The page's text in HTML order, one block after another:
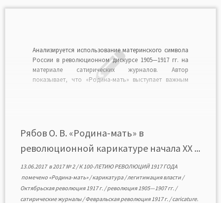
Анализируется использование материнского символа
России в революционном дискурсе 1905—1917 гг. на
материале сатирических журналов. Автор
показывает, что «Родина-мать» выступает важным
символом, за право говорить от его имени
характерна […]
Рябов О. В. «Родина-мать» в
революционной карикатуре начала XX ...
13.06.2017в2017 № 2/К 100-ЛЕТИЮ РЕВОЛЮЦИЙ 1917 ГОДА
помечено «Родина-мать»/карикатура/легитимация власти /
Октябрьская революция 1917 г. /революция 1905—1907 гг. /
сатирические журналы/Февральская революция 1917 г. /caricature.